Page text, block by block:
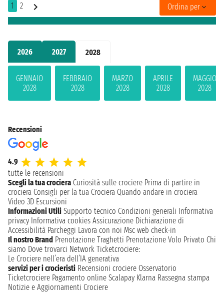
2026 2027 2028
GENNAIO
2028
FEBBRAIO
2028
MARZO
2028
APRILE
2028
MAGGIO
2028
1 2 Ordina per
Recensioni
4.9
tutte le recensioni
Scegli la tua crociera Curiosità sulle crociere Prima di partire in
crociera Consigli per la tua Crociera Quando andare in crociera
Video 3D Escursioni
Informazioni Utili Supporto tecnico Condizioni generali Informativa
privacy Informativa cookies Assicurazione Dichiarazione di
Accessibilità Parcheggi Lavora con noi Msc web check-in
Il nostro Brand Prenotazione Traghetti Prenotazione Volo Privato Chi
siamo Dove trovarci Network Ticketcrociere:
Le Crociere nell’era dell’IA generativa
servizi per i crocieristi Recensioni crociere Osservatorio
Ticketcrociere Pagamento online Scalapay Klarna Rassegna stampa
Notizie e Aggiornamenti Crociere